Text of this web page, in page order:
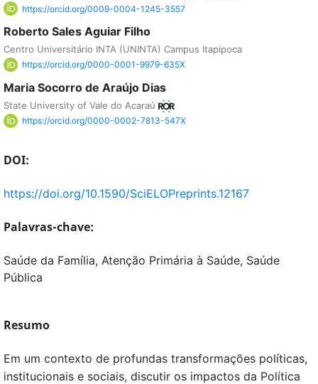
https://orcid.org/0009-0004-1245-3557
Roberto Sales Aguiar Filho
Centro Universitário INTA (UNINTA) Campus Itapipoca
https://orcid.org/0000-0001-9979-635X
Maria Socorro de Araújo Dias
State University of Vale do Acaraú
https://orcid.org/0000-0002-7813-547X
DOI:
https://doi.org/10.1590/SciELOPreprints.12167
Palavras-chave:
Saúde da Família, Atenção Primária à Saúde, Saúde
Pública
Resumo
Em um contexto de profundas transformações políticas,
institucionais e sociais, discutir os impactos da Política